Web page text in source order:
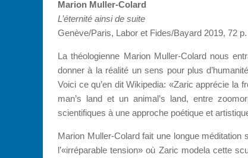
Marion Muller-Colard
L’éternité ainsi de suite
Genève/Paris, Labor et Fides/Bayard 2019, 72 p.
La théologienne Marion Muller-Colard nous
donner à la réalité un sens pour plus
Voici ce qu’en dit Wikipedia: «Zaric apprécie la
man’s land et un animal’s land, entre
scientifiques à une approche poétique et
Marion Muller-Colard fait une longue
l’«irréparable tension» où Zaric modela cette